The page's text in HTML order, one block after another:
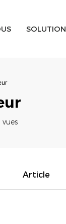
SOLUTION
vues
Article